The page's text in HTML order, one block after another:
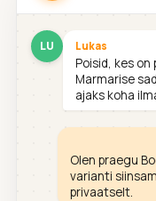
LU Lukas
Poisid, kes on
Marmarise
ajaks koha
Olen praegu
varianti
privaatselt.